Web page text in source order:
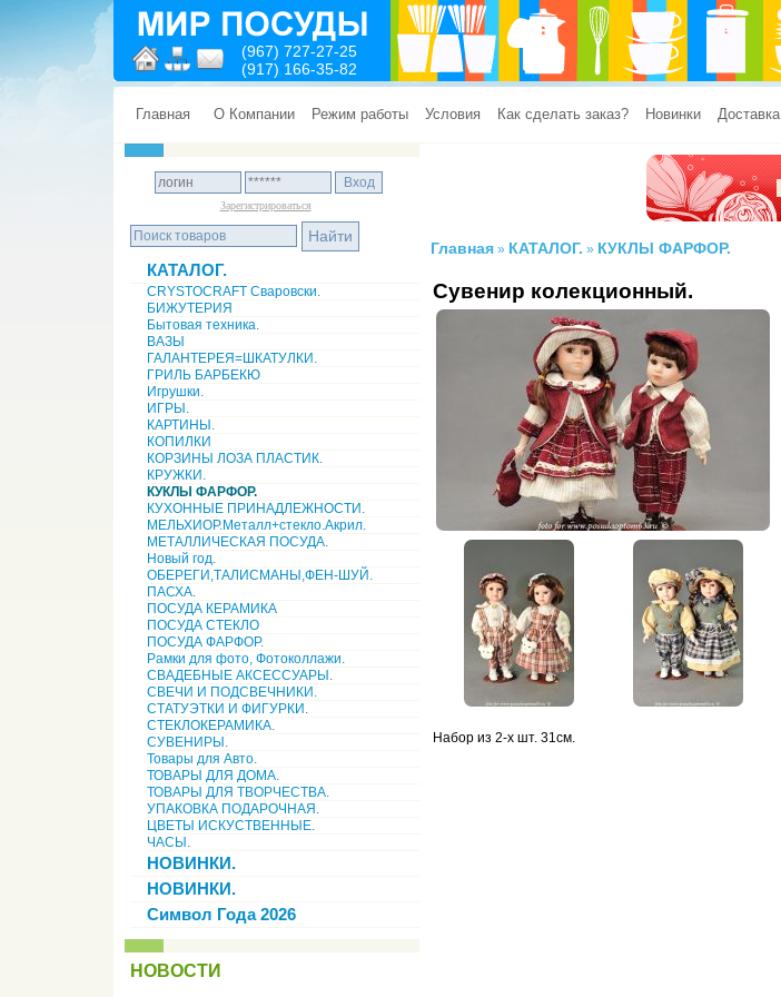
(967) 727-27-25
(917) 166-35-82
Главная О Компании Режим работы Условия Как сделать заказ? Новинки Доставка
Зарегистрироваться
КАТАЛОГ.
CRYSTOCRAFT Сваровски.
БИЖУТЕРИЯ
Бытовая техника.
ВАЗЫ
ГАЛАНТЕРЕЯ=ШКАТУЛКИ.
ГРИЛЬ БАРБЕКЮ
Игрушки.
ИГРЫ.
КАРТИНЫ.
КОПИЛКИ
КОРЗИНЫ ЛОЗА ПЛАСТИК.
КРУЖКИ.
КУКЛЫ ФАРФОР.
КУХОННЫЕ ПРИНАДЛЕЖНОСТИ.
МЕЛЬХИОР.Металл+стекло.Акрил.
МЕТАЛЛИЧЕСКАЯ ПОСУДА.
Новый год.
ОБЕРЕГИ,ТАЛИСМАНЫ,ФЕН-ШУЙ.
ПАСХА.
ПОСУДА КЕРАМИКА
ПОСУДА СТЕКЛО
ПОСУДА ФАРФОР.
Рамки для фото, Фотоколлажи.
СВАДЕБНЫЕ АКСЕССУАРЫ.
СВЕЧИ И ПОДСВЕЧНИКИ.
СТАТУЭТКИ И ФИГУРКИ.
СТЕКЛОКЕРАМИКА.
СУВЕНИРЫ.
Товары для Авто.
ТОВАРЫ ДЛЯ ДОМА.
ТОВАРЫ ДЛЯ ТВОРЧЕСТВА.
УПАКОВКА ПОДАРОЧНАЯ.
ЦВЕТЫ ИСКУСТВЕННЫЕ.
ЧАСЫ.
НОВИНКИ.
НОВИНКИ.
Символ Года 2026
НОВОСТИ
Главная » КАТАЛОГ. » КУКЛЫ ФАРФОР.
Сувенир колекционный.
Набор из 2-х шт. 31см.